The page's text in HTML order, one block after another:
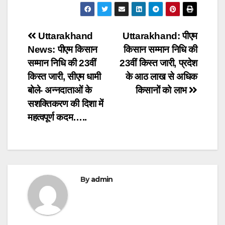
Post
navigation
Uttarakhand: पीएम
किसान सम्मान निधि की
23वीं किस्त जारी, प्रदेश
के आठ लाख से अधिक
किसानों को लाभ
Uttarakhand
News: पीएम किसान
सम्मान निधि की 23वीं
किस्त जारी, सीएम धामी
बोले- अन्नदाताओं के
सशक्तिकरण की दिशा में
महत्वपूर्ण कदम…..
Byadmin